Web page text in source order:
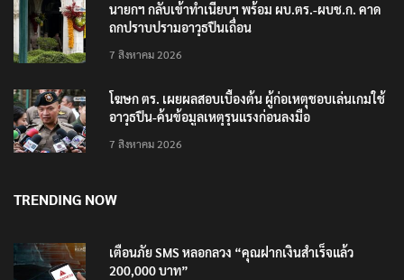
นายกฯ กลับเข้าทำเนียบฯ พร้อม ผบ.ตร.-ผบช.ก. คาด
ถกปราบปรามอาวุธปืนเถื่อน
7 สิงหาคม 2026
โฆษก ตร. เผยผลสอบเบื้องต้น ผู้ก่อเหตุชอบเล่นเกมใช้
อาวุธปืน-ค้นข้อมูลเหตุรุนแรงก่อนลงมือ
7 สิงหาคม 2026
TRENDING NOW
เตือนภัย SMS หลอกลวง “คุณฝากเงินสำเร็จแล้ว
200,000 บาท”